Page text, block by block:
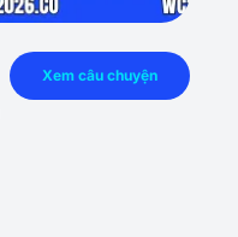
Xem câu chuyện